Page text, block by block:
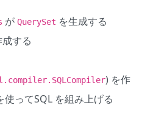
が QuerySet を生成する
成する
) を作
使ってSQL を組み上げる